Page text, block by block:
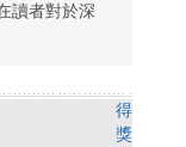
讀者對於深
得
獎